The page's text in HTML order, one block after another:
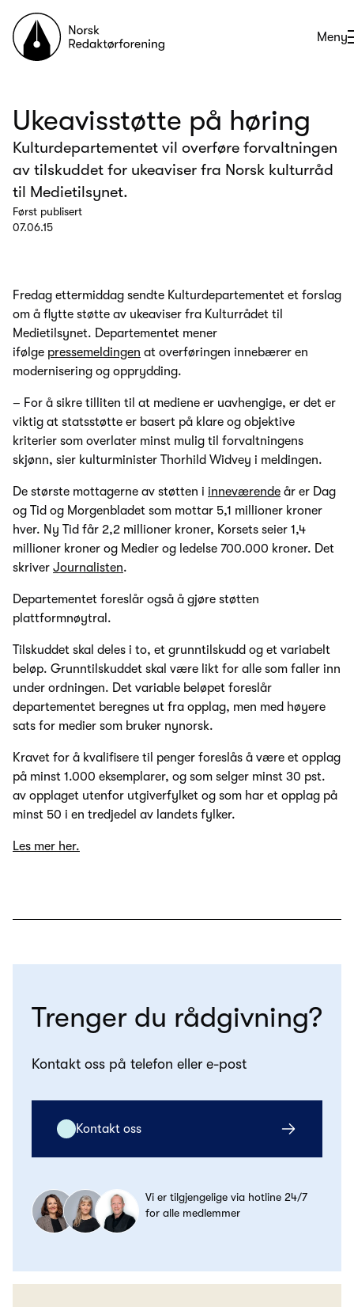
Til forsiden
Åpne
Meny
Ukeavisstøtte på høring
Kulturdepartementet vil overføre forvaltningen
av tilskuddet for ukeaviser fra Norsk kulturråd
til Medietilsynet.
Først publisert
07.06.15
Fredag ettermiddag sendte Kulturdepartementet et forslag
om å flytte støtte av ukeaviser fra Kulturrådet til
Medietilsynet. Departementet mener
ifølge pressemeldingen at overføringen innebærer en
modernisering og opprydding.
– For å sikre tilliten til at mediene er uavhengige, er det er
viktig at statsstøtte er basert på klare og objektive
kriterier som overlater minst mulig til forvaltningens
skjønn, sier kulturminister Thorhild Widvey i meldingen.
De største mottagerne av støtten i inneværende år er Dag
og Tid og Morgenbladet som mottar 5,1 millioner kroner
hver. Ny Tid får 2,2 millioner kroner, Korsets seier 1,4
millioner kroner og Medier og ledelse 700.000 kroner. Det
skriver Journalisten.
Departementet foreslår også å gjøre støtten
plattformnøytral.
Tilskuddet skal deles i to, et grunntilskudd og et variabelt
beløp. Grunntilskuddet skal være likt for alle som faller inn
under ordningen. Det variable beløpet foreslår
departementet beregnes ut fra opplag, men med høyere
sats for medier som bruker nynorsk.
Kravet for å kvalifisere til penger foreslås å være et opplag
på minst 1.000 eksemplarer, og som selger minst 30 pst.
av opplaget utenfor utgiverfylket og som har et opplag på
minst 50 i en tredjedel av landets fylker.
Les mer her.
Trenger du rådgivning?
Kontakt oss på telefon eller e-post
Kontakt oss
Vi er tilgjengelige via hotline 24/7
for alle medlemmer